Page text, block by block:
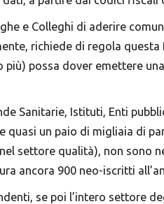
e Colleghi di aderire
richiede di regola
più) possa dover emettere
Sanitarie, Istituti, Enti
un paio di migliaia di
settore qualità), non sono
ancora 900 neo-iscritti
se poi l’intero settore